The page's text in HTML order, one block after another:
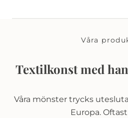
Våra
Textilkonst med
Våra mönster trycks
Europa.